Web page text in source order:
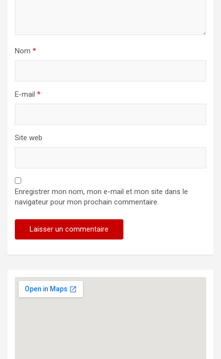
Nom *
E-mail *
Site web
Enregistrer mon nom, mon e-mail et mon site dans le
navigateur pour mon prochain commentaire.